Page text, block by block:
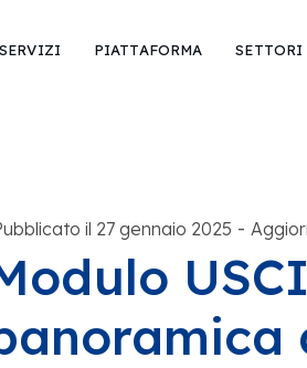
SERVIZI PIATTAFORMA SETTORI
il 27 gennaio 2025 -